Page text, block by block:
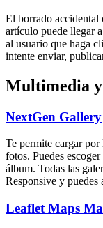
El borrado accidental
artículo puede llegar
al usuario que haga
intente enviar,
Multimedia
NextGen Gallery
Te permite cargar por
fotos. Puedes
álbum. Todas las
Responsive y puedes
Leaflet Maps